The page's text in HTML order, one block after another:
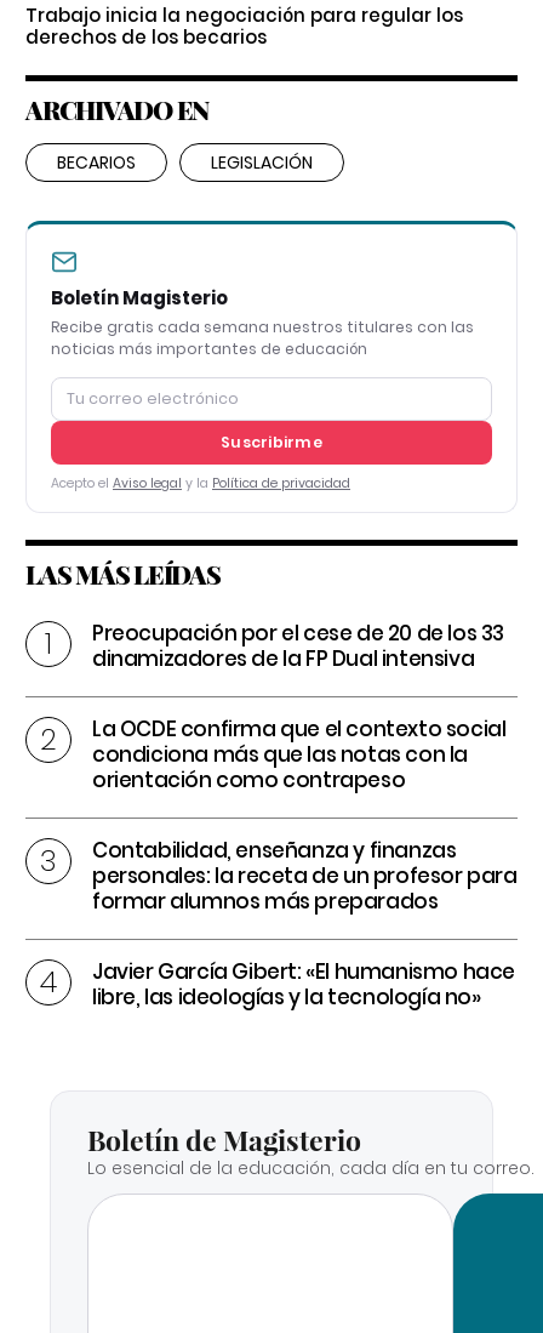
Trabajo inicia la negociación para regular los
derechos de los becarios
ARCHIVADO EN
BECARIOS LEGISLACIÓN
Boletín Magisterio
Recibe gratis cada semana nuestros titulares con las
noticias más importantes de educación
Suscribirme
Acepto el Aviso legal y la Política de privacidad
LAS MÁS LEÍDAS
Preocupación por el cese de 20 de los 33
dinamizadores de la FP Dual intensiva
La OCDE confirma que el contexto social
condiciona más que las notas con la
orientación como contrapeso
Contabilidad, enseñanza y finanzas
personales: la receta de un profesor para
formar alumnos más preparados
Javier García Gibert: «El humanismo hace
libre, las ideologías y la tecnología no»
Boletín de Magisterio
Lo esencial de la educación, cada día en tu correo.